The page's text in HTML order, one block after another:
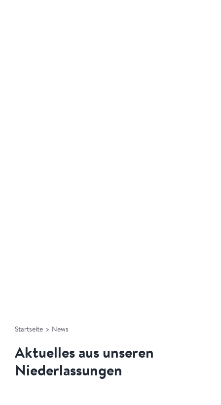
Startseite > News
Aktuelles aus unseren
Niederlassungen